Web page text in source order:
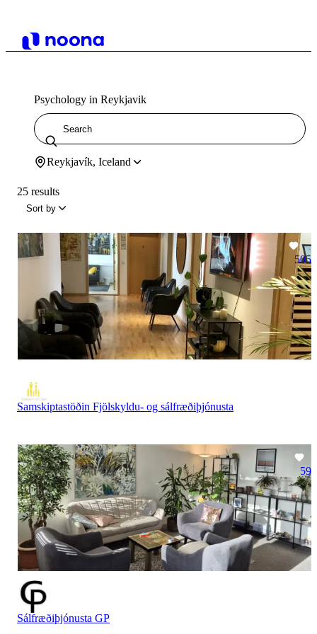
Psychology in Reykjavik
Reykjavík, Iceland
25 results
Sort by
505
Samskiptastöðin Fjölskyldu- og sálfræðiþjónusta
59
Sálfræðiþjónusta GP